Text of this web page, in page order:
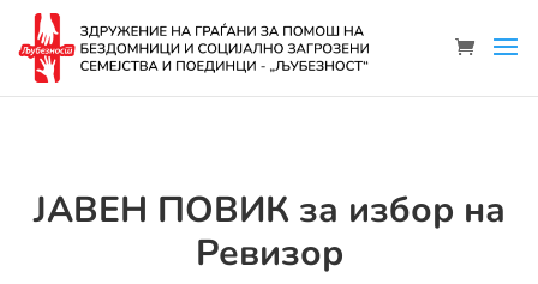
ЈАВЕН ПОВИК за избор на
Ревизор